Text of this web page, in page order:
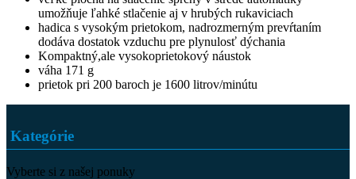
umožňuje ľahké stlačenie aj v hrubých rukaviciach
hadica s vysokým prietokom, nadrozmerným prevŕtaním
dodáva dostatok vzduchu pre plynulosť dýchania
Kompaktný,ale vysokoprietokový náustok
váha 171 g
prietok pri 200 baroch je 1600 litrov/minútu
Kategórie
Vyberte si z našej ponuky